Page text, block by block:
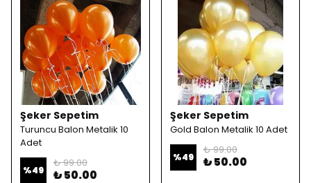
Şeker Sepetim
Turuncu Balon Metalik 10
Adet
%49
₺ 99.00
₺ 50.00
Şeker Sepetim
Gold Balon Metalik 10 Adet
%49
₺ 99.00
₺ 50.00